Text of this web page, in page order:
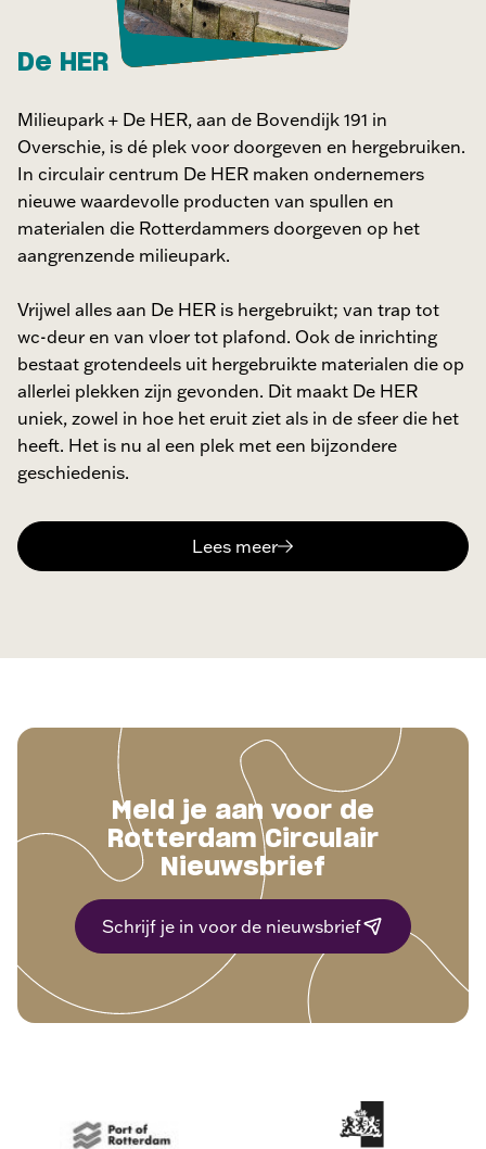
De HER
Milieupark + De HER, aan de Bovendijk 191 in
Overschie, is dé plek voor doorgeven en hergebruiken.
In circulair centrum De HER maken ondernemers
nieuwe waardevolle producten van spullen en
materialen die Rotterdammers doorgeven op het
aangrenzende milieupark.
Vrijwel alles aan De HER is hergebruikt; van trap tot
wc-deur en van vloer tot plafond. Ook de inrichting
bestaat grotendeels uit hergebruikte materialen die op
allerlei plekken zijn gevonden. Dit maakt De HER
uniek, zowel in hoe het eruit ziet als in de sfeer die het
heeft. Het is nu al een plek met een bijzondere
geschiedenis.
Lees meer
Meld je aan voor de
Rotterdam Circulair
Nieuwsbrief
Schrijf je in voor de nieuwsbrief